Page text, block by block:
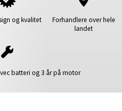
og kvalitet
Forhandlere over hele
landet
batteri og 3 år på motor